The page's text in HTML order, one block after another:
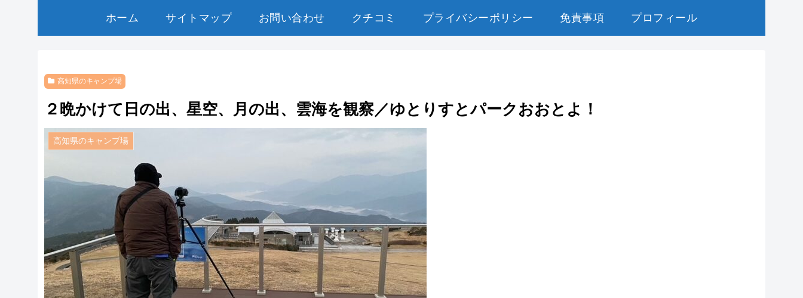
ホーム サイトマップ お問い合わせ クチコミ プライバシーポリシー 免責事項 プロフィール
高知県のキャンプ場
２晩かけて日の出、星空、月の出、雲海を観察／ゆとりすとパークおおとよ！
高知県のキャンプ場